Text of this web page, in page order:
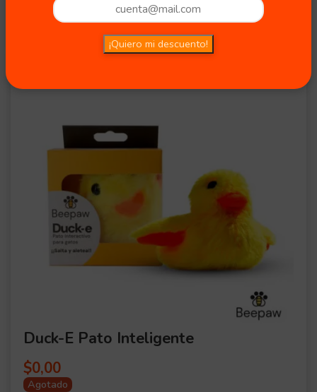
¡Quiero mi descuento!
Duck-E Pato Inteligente
$0,00
Agotado